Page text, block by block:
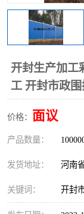
开封生产加工
工 开封市政围
价格： 面议
产品数量：
发货地址： 河南
关键词： 开封